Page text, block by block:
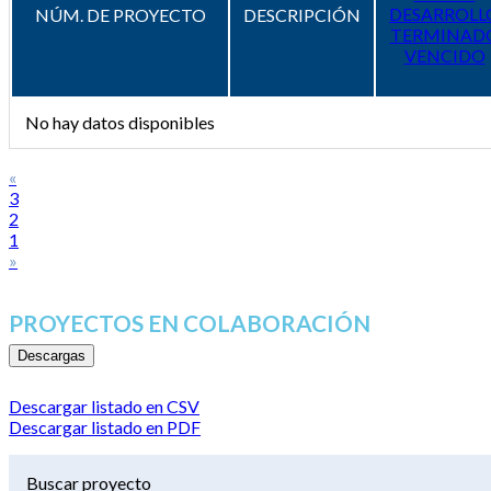
NÚM. DE PROYECTO DESCRIPCIÓN
VENCIDO
No hay datos disponibles
«
3
2
1
»
PROYECTOS EN COLABORACIÓN
Descargas
Descargar listado en CSV
Descargar listado en PDF
Buscar proyecto